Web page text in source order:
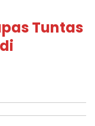
Tuntas